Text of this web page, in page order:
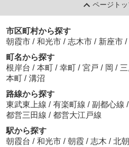
ページト
市区町村から探す
朝霞市 / 和光市 / 志木市 / 新座市 /
町名から探す
根岸台 / 本町 / 幸町 / 宮戸 / 岡 /
本町 / 溝沼
路線から探す
東武東上線 / 有楽町線 / 副都心線 /
都営三田線 / 都営大江戸線
駅から探す
朝霞台 / 和光市 / 朝霞 / 志木 / 北